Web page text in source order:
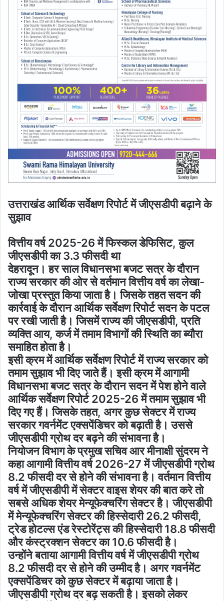
उत्तराखंड आर्थिक सर्वेक्षण रिपोर्ट में जीएसडीपी बढ़ाने के
सुझाव
वित्तीय वर्ष 2025-26 में फिस्कल डेफिसिट, कुल
जीएसडीपी का 3.3 फीसदी था
देहरादून। हर साल विधानसभा बजट सत्र के दौरान
राज्य सरकार की ओर से वर्तमान वित्तीय वर्ष का लेखा-
जोखा प्रस्तुत किया जाता है। जिसके तहत सदन की
कार्रवाई के दौरान आर्थिक सर्वेक्षण रिपोर्ट सदन के पटल
पर रखी जाती है। जिसमें राज्य की जीएसडीपी, प्रति
व्यक्ति आय, कर्ज में तमाम विभागों की स्थिति का ब्यौरा
समाहित होता है।
इसी क्रम में आर्थिक सर्वेक्षण रिपोर्ट में राज्य सरकार को
तमाम सुझाव भी दिए जाते हैं। इसी क्रम में आगामी
विधानसभा बजट सत्र के दौरान सदन में पेश होने वाले
आर्थिक सर्वेक्षण रिपोर्ट 2025-26 में तमाम सुझाव भी
दिए गए हैं। जिसके तहत, अगर कुछ सेक्टर में राज्य
सरकार गवर्नमेंट एक्सपेंडिचर को बढ़ाती है। उससे
जीएसडीपी ग्रोथ दर बढ़ने की संभावना है।
नियोजन विभाग के प्रमुख सचिव आर मीनाक्षी सुंदरम ने
कहा आगामी वित्तीय वर्ष 2026-27 में जीएसडीपी ग्रोथ
8.2 फीसदी दर से होने की संभावना है। वर्तमान वित्तीय
वर्ष में जीएसडीपी में सेक्टर वाइस शेयर की बात करे तो
सबसे अधिक शेयर मेन्यूफेक्चरिंग सेक्टर है। जीएसडीपी
में मेन्यूफेक्चरिंग सेक्टर की हिस्सेदारी 26.2 फीसदी,
ट्रेड होटल्स एंड रेस्टोरेंट्स की हिस्सेदारी 18.8 फीसदी
और कंस्ट्रक्शन सेक्टर का 10.6 फीसदी है।
उन्होंने बताया आगामी वित्तीय वर्ष में जीएसडीपी ग्रोथ
8.2 फीसदी दर से होने की उम्मीद है। अगर गवर्नमेंट
एक्सपेंडिचर को कुछ सेक्टर में बढ़ाया जाता है।
जीएसडीपी ग्रोथ दर बढ़ सकती है। इसको लेकर